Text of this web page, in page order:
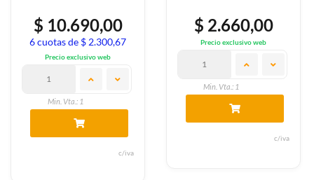
$ 10.690,00
6 cuotas de $ 2.300,67
Precio exclusivo web
Min. Vta.: 1
c/iva
$ 2.660,00
Precio exclusivo web
Min. Vta.: 1
c/iva